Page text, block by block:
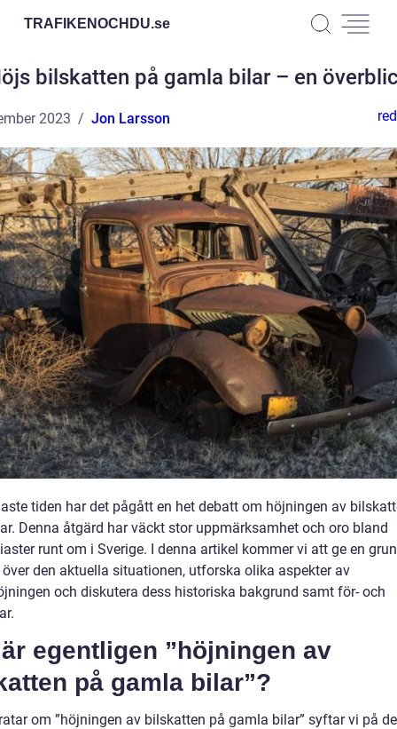
TRAFIKENOCHDU.se
bilskatten på gamla bilar – en
2023 Jon Larsson
tiden har det pågått en het debatt om höjningen av
Denna åtgärd har väckt stor uppmärksamhet och oro bland
runt om i Sverige. I denna artikel kommer vi att ge en
den aktuella situationen, utforska olika aspekter av
och diskutera dess historiska bakgrund samt för- och
egentligen ”höjningen av
på gamla bilar”?
om ”höjningen av bilskatten på gamla bilar” syftar vi på de